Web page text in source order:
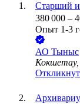
Старший
380 000 –
Опыт 1-3
АО Тыныс